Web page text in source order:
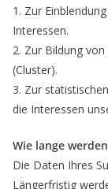
1. Zur
Interessen.
2. Zur Bildung
(Cluster).
3. Zur
die Interessen
Wie lange
Die Daten Ihres
Längerfristig